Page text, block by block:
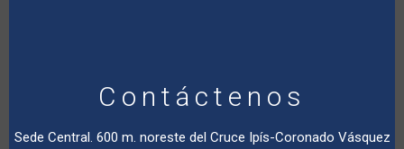
Contáctenos
Sede Central. 600 m. noreste del Cruce Ipís-Coronado Vásquez